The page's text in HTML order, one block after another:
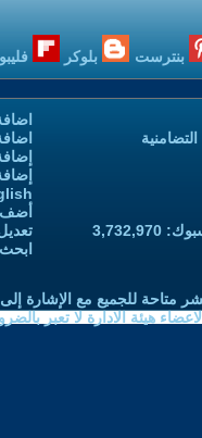
بنترست بلوكر
متاحة للجميع مع الإشارة
هيئة الادارة لا تعبر